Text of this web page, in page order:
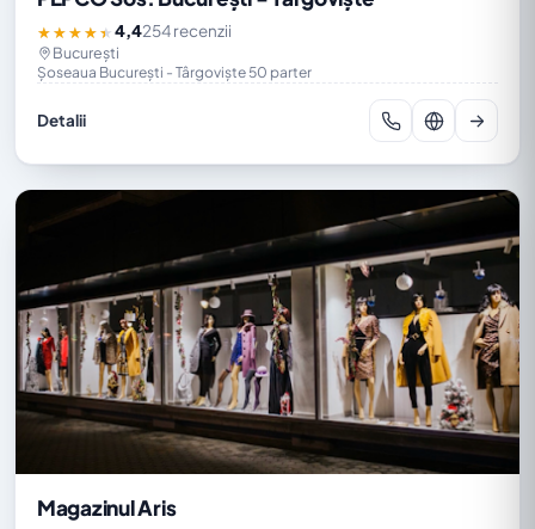
★★★★★4,4254 recenzii
București
Șoseaua București - Târgoviște 50 parter
Detalii
Magazinul Aris